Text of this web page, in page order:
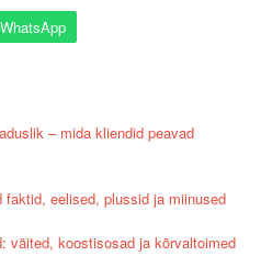
WhatsApp
– mida kliendid peavad
eelised, plussid ja miinused
väited, koostisosad ja kõrvaltoimed